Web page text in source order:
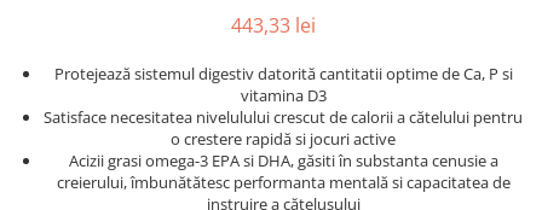
443,33 lei
Protejează sistemul digestiv datorită cantitatii optime de Ca, P si
vitamina D3
Satisface necesitatea nivelulului crescut de calorii a cătelului pentru
o crestere rapidă si jocuri active
Acizii grasi omega-3 EPA si DHA, găsiti în substanta cenusie a
creierului, îmbunătătesc performanta mentală si capacitatea de
instruire a cătelusului